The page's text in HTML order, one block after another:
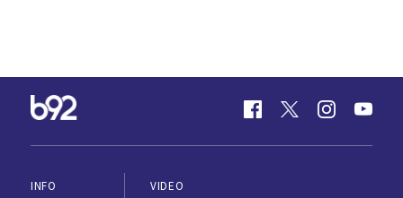
INFO
VIDEO